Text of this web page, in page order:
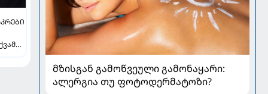
მზისგან გამოწვეული გამონაყარი:
ალერგია თუ ფოტოდერმატოზი?